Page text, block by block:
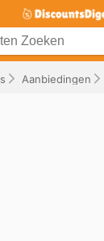
Aanbiedingen